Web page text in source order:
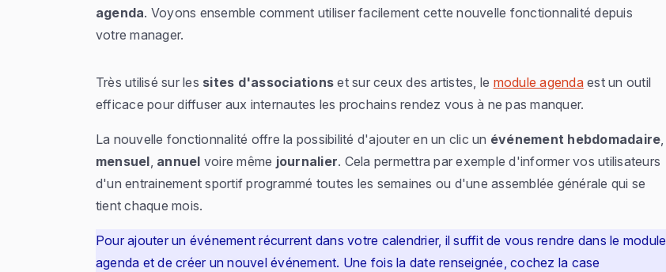
agenda. Voyons ensemble comment utiliser facilement cette nouvelle fonctionnalité depuis
votre manager.
Très utilisé sur les sites d'associationset sur ceux des artistes, le module agendaest un outil
efficace pour diffuser aux internautes les prochains rendez vous à ne pas manquer.
La nouvelle fonctionnalité offre la possibilité d'ajouter en un clic un événement hebdomadaire,
mensuel, annuel voire même journalier. Cela permettra par exemple d'informer vos utilisateurs
d'un entrainement sportif programmé toutes les semaines ou d'une assemblée générale qui se
tient chaque mois.
Pour ajouter un événement récurrent dans votre calendrier, il suffit de vous rendre dans le module
agenda et de créer un nouvel événement. Une fois la date renseignée, cochez la case